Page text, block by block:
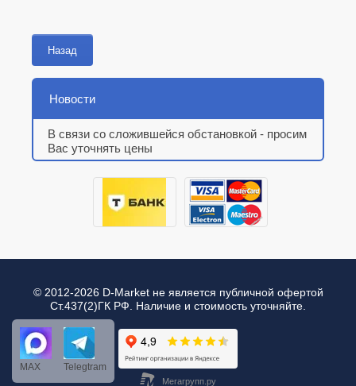
MAX Telegtram
Назад
Новости
В связи со сложившейся обстановкой - просим
Вас уточнять цены
© 2012-2026 D-Market не является публичной офертой
Ст.437(2)ГК РФ. Наличие и стоимость уточняйте.